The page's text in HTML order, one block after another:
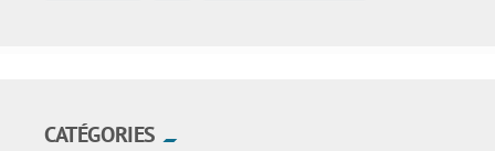
CATÉGORIES